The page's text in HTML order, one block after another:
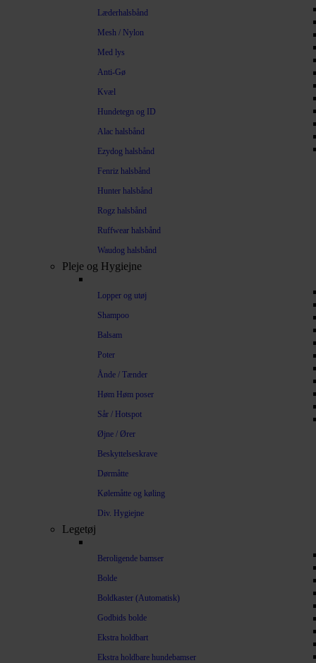
Læderhalsbånd
Mesh / Nylon
Med lys
Anti-Gø
Kvæl
Hundetegn og ID
Alac halsbånd
Ezydog halsbånd
Fenriz halsbånd
Hunter halsbånd
Rogz halsbånd
Ruffwear halsbånd
Waudog halsbånd
Pleje og Hygiejne
Lopper og utøj
Shampoo
Balsam
Poter
Ånde / Tænder
Høm Høm poser
Sår / Hotspot
Øjne / Ører
Beskyttelseskrave
Dørmåtte
Kølemåtte og køling
Div. Hygiejne
Legetøj
Beroligende bamser
Bolde
Boldkaster (Automatisk)
Godbids bolde
Ekstra holdbart
Ekstra holdbare hundebamser